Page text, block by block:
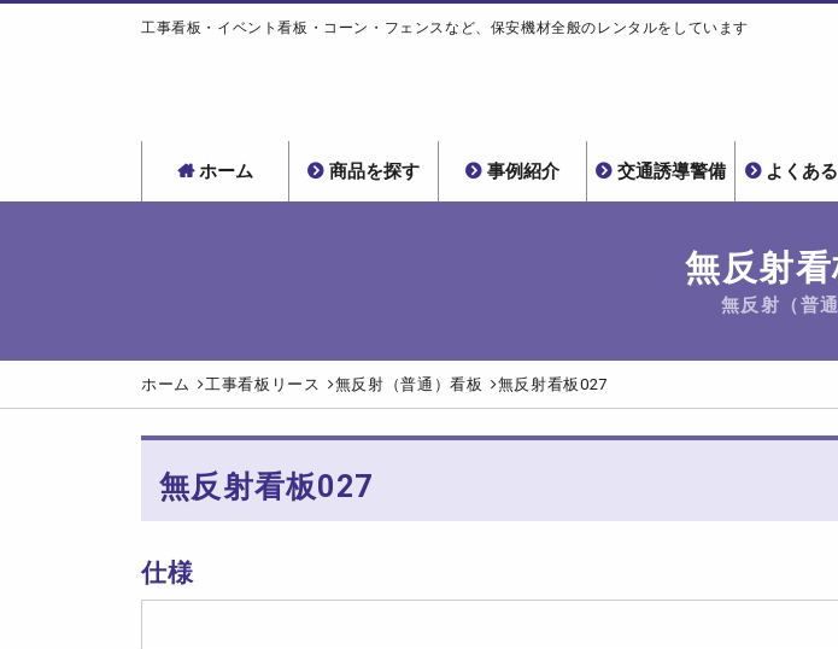
サン
工事看板・イベント看板・コーン・フェンスなど、保安機材全般のレンタルをしています
ホーム 商品を探す 事例紹介 交通誘導警備 よくあ
無反射
無反射（普
ホーム ⼯事看板リース 無反射（普通）看板 無反射看板027
無反射看板027
仕様